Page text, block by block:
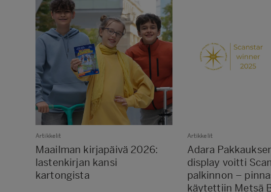
Artikkelit
Maailman kirjapäivä 2026:
lastenkirjan kansi
kartongista
Artikkelit
Adara
display voitti
palkinnon –
käytettiin Metsä